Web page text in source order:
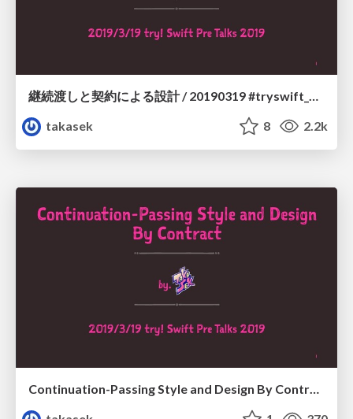
継続渡しと契約による設計 / 20190319 #tryswift_pre
takasek
8 2.2k
Continuation-Passing Style and Design By Contract(English ver.) / 20190319(E) #tryswift_pre